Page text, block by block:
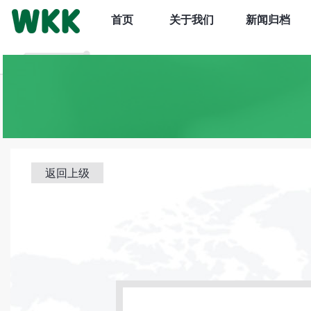
首页 关于我们 新闻归档
返回上级